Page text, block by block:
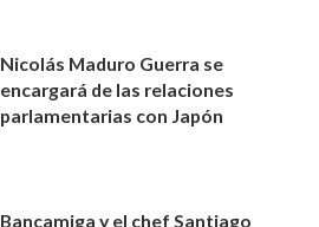
Nicolás Maduro Guerra se
encargará de las relaciones
parlamentarias con Japón
Bancamiga y el chef Santiago